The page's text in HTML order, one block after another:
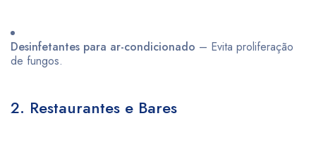
Desinfetantes para ar-condicionado – Evita proliferação
de fungos.
2. Restaurantes e Bares